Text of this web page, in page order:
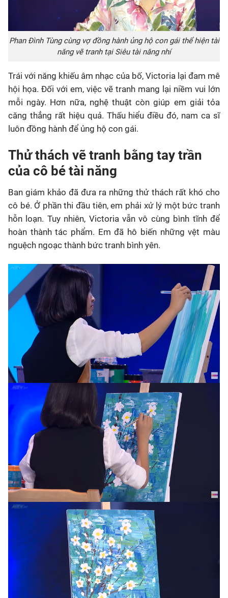
Phan Đình Tùng cùng vợ đồng hành ủng hộ con gái thể hiện tài
năng vẽ tranh tại Siêu tài năng nhí
Trái với năng khiếu âm nhạc của bố, Victoria lại đam mê
hội họa. Đối với em, việc vẽ tranh mang lại niềm vui lớn
mỗi ngày. Hơn nữa, nghệ thuật còn giúp em giải tỏa
căng thẳng rất hiệu quả. Thấu hiểu điều đó, nam ca sĩ
luôn đồng hành để ủng hộ con gái.
Thử thách vẽ tranh bằng tay trần
của cô bé tài năng
Ban giám khảo đã đưa ra những thử thách rất khó cho
cô bé. Ở phần thi đầu tiên, em phải xử lý một bức tranh
hỗn loạn. Tuy nhiên, Victoria vẫn vô cùng bình tĩnh để
hoàn thành tác phẩm. Em đã hô biến những vệt màu
nguệch ngoạc thành bức tranh bình yên.